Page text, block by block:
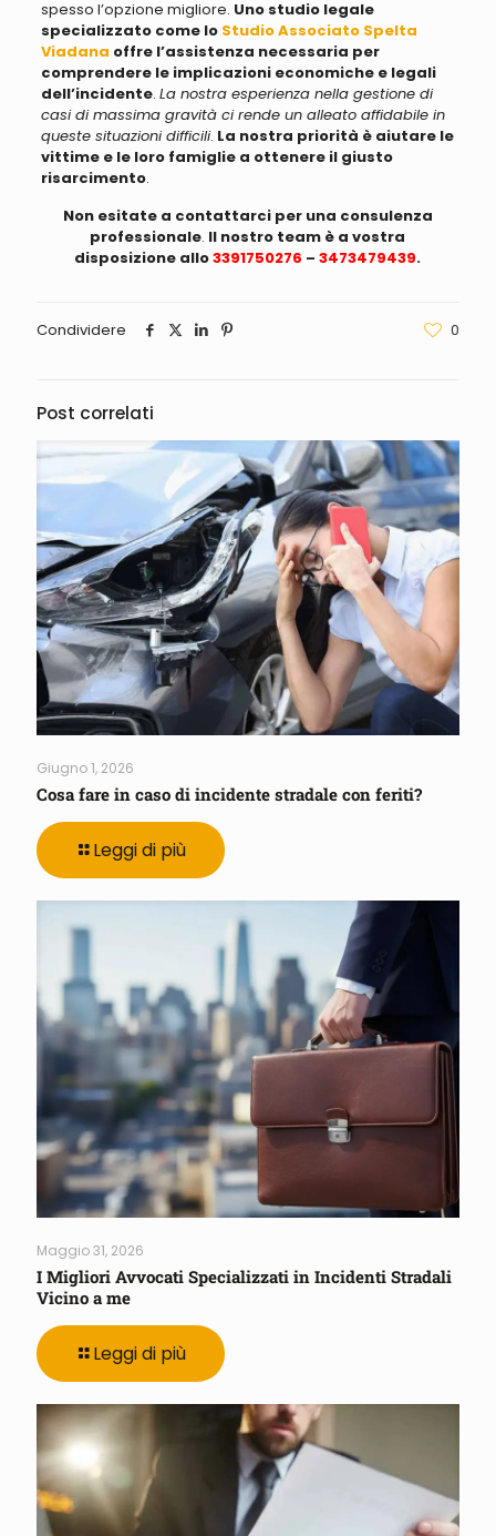
spesso l’opzione migliore. Uno studio legale
specializzato come lo Studio Associato Spelta
Viadana offre l’assistenza necessaria per
comprendere le implicazioni economiche e legali
dell’incidente. La nostra esperienza nella gestione di
casi di massima gravità ci rende un alleato affidabile in
queste situazioni difficili. La nostra priorità è aiutare le
vittime e le loro famiglie a ottenere il giusto
risarcimento.
Non esitate a contattarci per una consulenza
professionale. Il nostro team è a vostra
disposizione allo3391750276 –3473479439.
Condividere 0
Post correlati
Giugno 1, 2026
Cosa fare in caso di incidente stradale con feriti?
Leggi di più
Maggio 31, 2026
I Migliori Avvocati Specializzati in Incidenti Stradali
Vicino a me
Leggi di più